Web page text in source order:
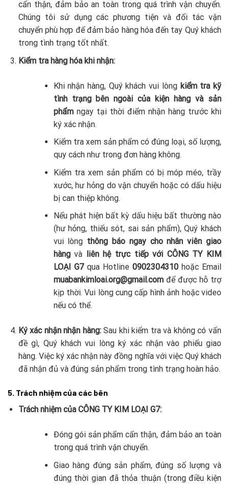
cẩn thận, đảm bảo an toàn trong quá trình vận chuyển.
Chúng tôi sử dụng các phương tiện và đối tác vận
chuyển phù hợp để đảm bảo hàng hóa đến tay Quý khách
trong tình trạng tốt nhất.
Kiểm tra hàng hóa khi nhận:
Khi nhận hàng, Quý khách vui lòng kiểm tra kỹ
tình trạng bên ngoài của kiện hàng và sản
phẩmngay tại thời điểm nhận hàng trước khi
ký xác nhận.
Kiểm tra xem sản phẩm có đúng loại, số lượng,
quy cách như trong đơn hàng không.
Kiểm tra xem sản phẩm có bị móp méo, trầy
xước, hư hỏng do vận chuyển hoặc có dấu hiệu
bị can thiệp không.
Nếu phát hiện bất kỳ dấu hiệu bất thường nào
(hư hỏng, thiếu sót, sai sản phẩm), Quý khách
vui lòng thông báo ngay cho nhân viên giao
hàngvà
liên hệ trực tiếp với CÔNG TY KIM
LOẠI G7qua Hotline 0902304310hoặc Email
muabankimloai.org@gmail.comđể được hỗ trợ
kịp thời. Vui lòng cung cấp hình ảnh hoặc video
nếu có thể.
Ký xác nhận nhận hàng:Sau khi kiểm tra và không có vấn
đề gì, Quý khách vui lòng ký xác nhận vào phiếu giao
hàng. Việc ký xác nhận này đồng nghĩa với việc Quý khách
đã nhận đủ và đúng sản phẩm trong tình trạng hoàn hảo.
5. Trách nhiệm của các bên
Trách nhiệm của CÔNG TY KIM LOẠI G7:
Đóng gói sản phẩm cẩn thận, đảm bảo an toàn
trong quá trình vận chuyển.
Giao hàng đúng sản phẩm, đúng số lượng và
đúng thời gian đã thỏa thuận (trong điều kiện